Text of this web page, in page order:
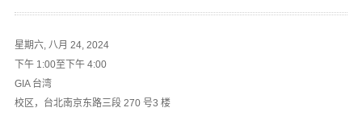
星期六, 八月 24, 2024
下午 1:00至下午 4:00
GIA 台湾
校区，台北南京东路三段 270 号3 楼